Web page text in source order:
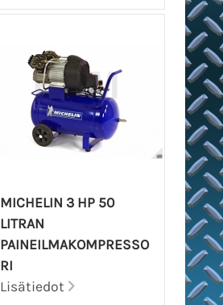
MICHELIN 3 HP 50
LITRAN
PAINEILMAKOMPRESSO
RI
Lisätiedot